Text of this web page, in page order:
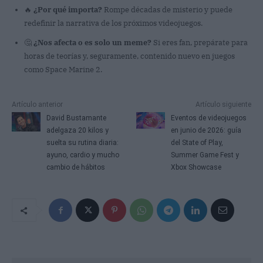
🔥 ¿Por qué importa? Rompe décadas de misterio y puede
redefinir la narrativa de los próximos videojuegos.
🤔¿Nos afecta o es solo un meme? Si eres fan, prepárate para
horas de teorías y, seguramente, contenido nuevo en juegos
como Space Marine 2.
Artículo anterior
David Bustamante
adelgaza 20 kilos y
suelta su rutina diaria:
ayuno, cardio y mucho
cambio de hábitos
Artículo siguiente
Eventos de videojuegos
en junio de 2026: guía
del State of Play,
Summer Game Fest y
Xbox Showcase